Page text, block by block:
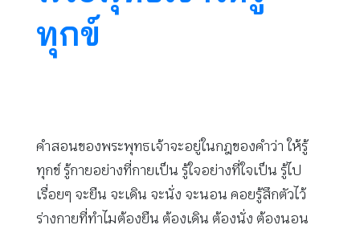
ทุกข์
คำสอนของพระพุทธเจ้าจะอยู่ในกฎของคำว่า ให้รู้
ทุกข์ รู้กายอย่างที่กายเป็น รู้ใจอย่างที่ใจเป็น รู้ไป
เรื่อยๆ จะยืน จะเดิน จะนั่ง จะนอน คอยรู้สึกตัวไว้
ร่างกายที่ทำไมต้องยืน ต้องเดิน ต้องนั่ง ต้องนอน